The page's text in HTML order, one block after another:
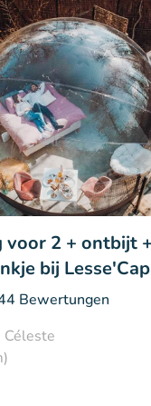
voor 2 + ontbijt +
bij
Bewertungen
Céleste